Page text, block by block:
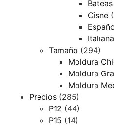
Cisne
Italiana
Tamaño (294)
Moldura
Moldura
Moldura
Precios (285)
P12 (44)
P15 (14)